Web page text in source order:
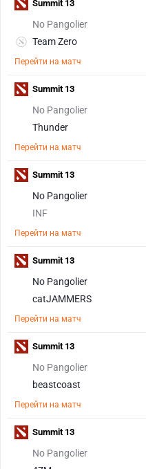
No Pangolier
Team Zero
Перейти на матч
Summit 13
No Pangolier
Thunder
Перейти на матч
Summit 13
No Pangolier
INF
Перейти на матч
Summit 13
No Pangolier
catJAMMERS
Перейти на матч
Summit 13
No Pangolier
beastcoast
Перейти на матч
Summit 13
No Pangolier
Summit 13